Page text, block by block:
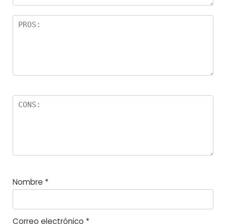
el
Nombre *
Correo electrónico *